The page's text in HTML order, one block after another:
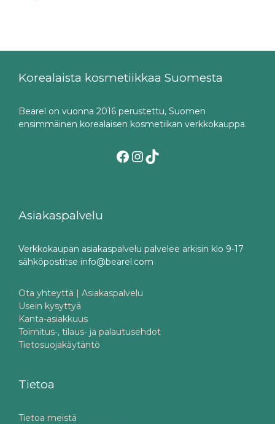
Korealaista kosmetiikkaa Suomesta
Bearel on vuonna 2016 perustettu, Suomen
ensimmäinen korealaisen kosmetiikan verkkokauppa.
Facebook
Instagram
TikTok
Asiakaspalvelu
Verkkokaupan asiakaspalvelu palvelee arkisin klo 9-17
sähköpostitse info@bearel.com
Ota yhteyttä | Asiakaspalvelu
Usein kysyttyä
Kanta-asiakkuus
Toimitus-, tilaus- ja palautusehdot
Tietosuojakäytäntö
Tietoa
Tietoa meistä